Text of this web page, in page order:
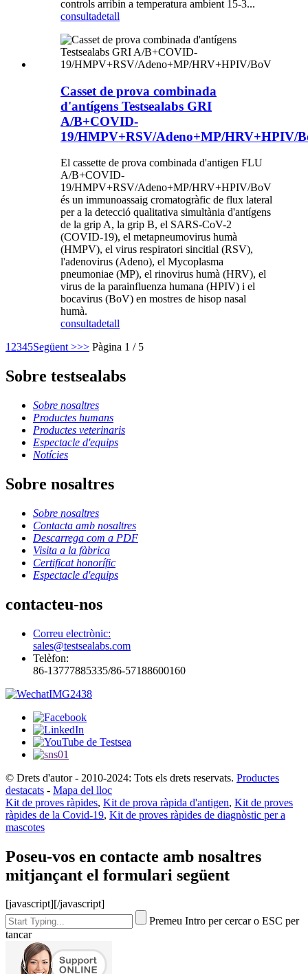
controls arribin a temperatura ambient 15-3...
consultadetall
Casset de prova combinada
d'antígens Testsealabs GRI
A/B+COVID-
19/HMPV+RSV/Adeno+MP/HRV+HPIV/
El cassette de prova combinada d'antigen FLU
A/B+COVID-
19/HMPV+RSV/Adeno+MP/HRV+HPIV/BoV
és un immunoassaig cromatogràfic de flux lateral
per a la detecció qualitativa simultània d'antígens
de la grip A, la grip B, el SARS-CoV-2
(COVID-19), el metapneumovirus humà
(HMPV), el virus respiratori sincitial (RSV),
l'adenovirus (Adeno), el Mycoplasma
pneumoniae (MP), el rinovirus humà (HRV), el
virus de la parainfluenza humana (HPIV) i el
bocavirus (BoV) en mostres de hisop nasal
humà.
consultadetall
1 2345Següent >>> Pàgina 1 / 5
Sobre testsealabs
Sobre nosaltres
Productes humans
Productes veterinaris
Espectacle d'equips
Notícies
Sobre nosaltres
Sobre nosaltres
Contacta amb nosaltres
Descarrega com a PDF
Visita a la fàbrica
Certificat honorífic
Espectacle d'equips
contacteu-nos
Correu electrònic:
sales@testsealabs.com
Telèfon:
86-13777885335/86-57188600160
© Drets d'autor - 2010-2024: Tots els drets reservats. Productes
destacats - Mapa del lloc
Kit de proves ràpides, Kit de prova ràpida d'antigen, Kit de proves
ràpides de la Covid-19, Kit de proves ràpides de diagnòstic per a
mascotes
Poseu-vos en contacte amb nosaltres
mitjançant el formulari següent
[javascript] [/javascript]
Premeu Intro per cercar o ESC per
tancar